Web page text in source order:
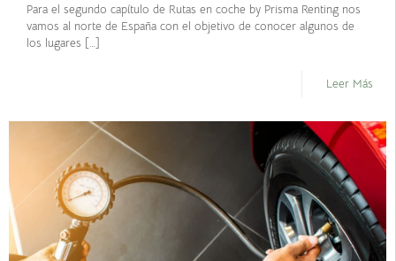
Para el segundo capítulo de Rutas en coche by Prisma Renting nos
vamos al norte de España con el objetivo de conocer algunos de
los lugares […]
Leer Más